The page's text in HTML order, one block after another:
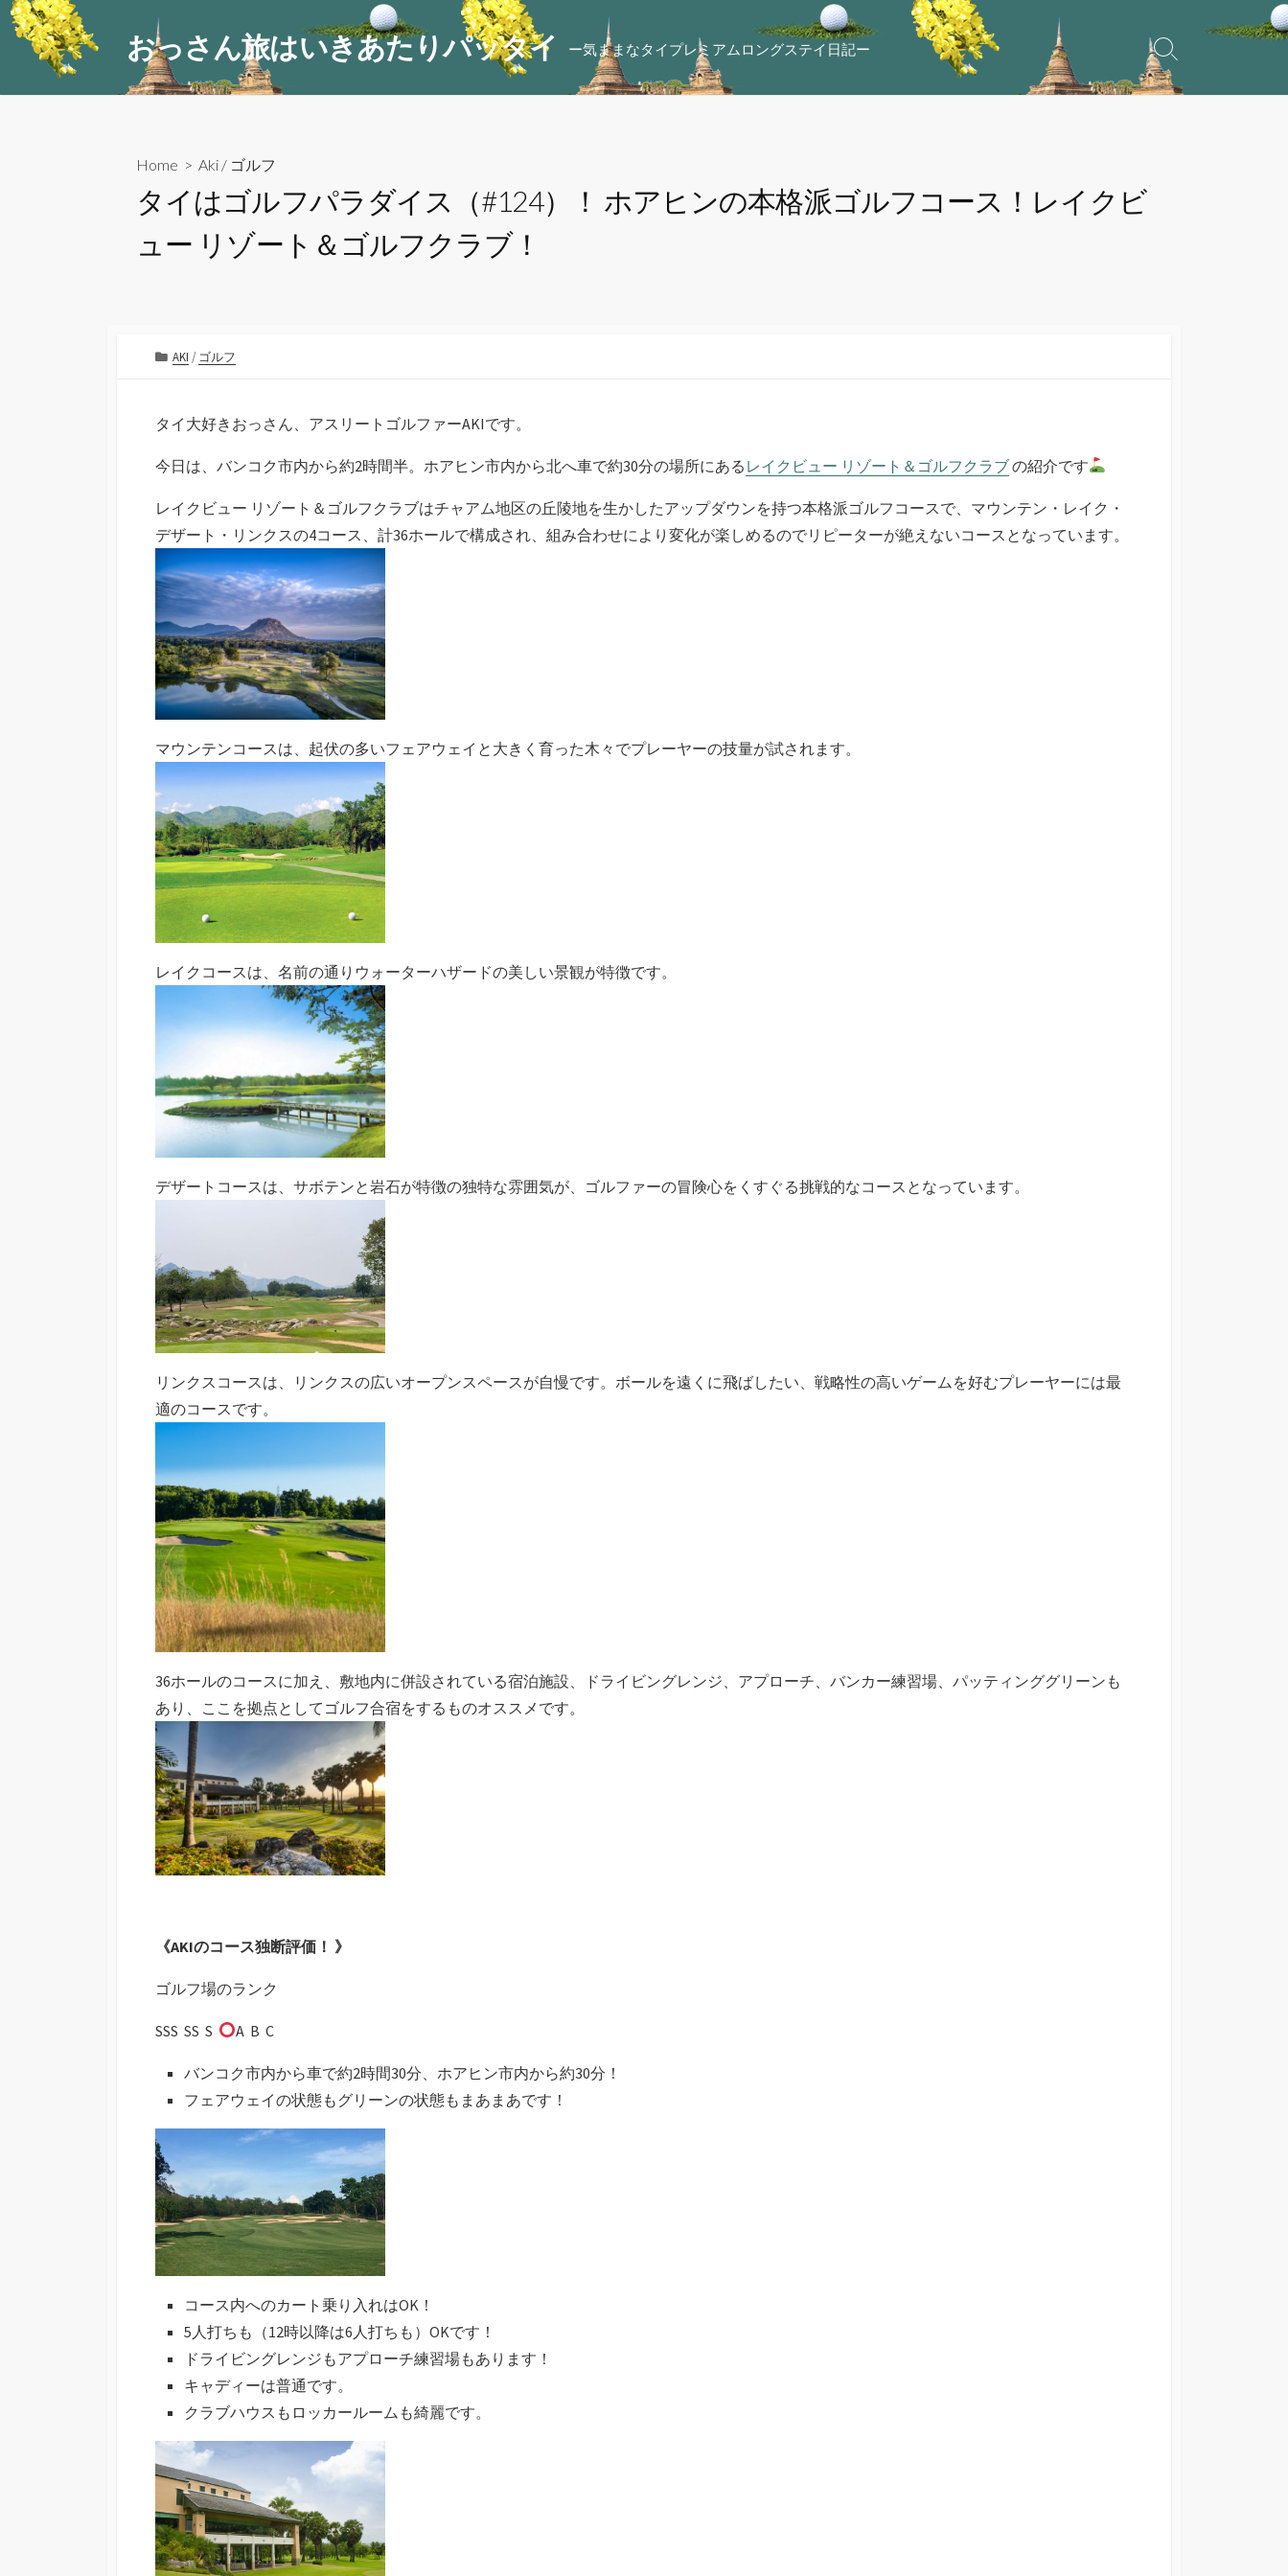
コ
ン
おっさん旅はいきあたりパッタイ ー気ままなタイプレミアムロングステイ日記ー
検
索
ト
Home > Aki / ゴルフ
タイはゴルフパラダイス（#124）！ ホアヒンの本格派ゴルフコース！レイクビ
ュー リゾート＆ゴルフクラブ！
カ
ー
AKI / ゴルフ
タイ大好きおっさん、アスリートゴルファーAKIです。
今日は、バンコク市内から約2時間半。ホアヒン市内から北へ車で約30分の場所にある レイクビュー リゾート＆ゴルフクラブの紹介です
レイクビュー リゾート＆ゴルフクラブはチャアム地区の丘陵地を生かしたアップダウンを持つ本格派ゴルフコースで、マウンテン・レイク・
デザート・リンクスの4コース、計36ホールで構成され、組み合わせにより変化が楽しめるのでリピーターが絶えないコースとなっています。
マウンテンコースは、起伏の多いフェアウェイと大きく育った木々でプレーヤーの技量が試されます。
レイクコースは、名前の通りウォーターハザードの美しい景観が特徴です。
デザートコースは、サボテンと岩石が特徴の独特な雰囲気が、ゴルファーの冒険心をくすぐる挑戦的なコースとなっています。
リンクスコースは、リンクスの広いオープンスペースが自慢です。ボールを遠くに飛ばしたい、戦略性の高いゲームを好むプレーヤーには最
適のコースです。
36ホールのコースに加え、敷地内に併設されている宿泊施設、ドライビングレンジ、アプローチ、バンカー練習場、パッティンググリーンも
あり、ここを拠点としてゴルフ合宿をするものオススメです。
《AKIのコース独断評価！ 》
ゴルフ場のランク
SSS SS S A B C
バンコク市内から車で約2時間30分、ホアヒン市内から約30分！
フェアウェイの状態もグリーンの状態もまあまあです！
コース内へのカート乗り入れはOK！
5人打ちも（12時以降は6人打ちも）OKです！
ドライビングレンジもアプローチ練習場もあります！
キャディーは普通です。
クラブハウスもロッカールームも綺麗です。